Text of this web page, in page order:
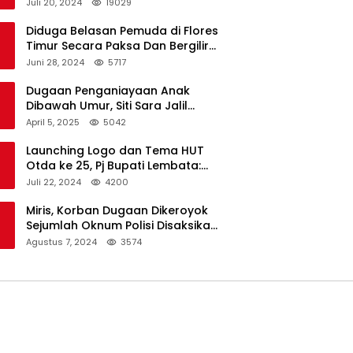
Diduga Belasan Pemuda di Flores
Timur Secara Paksa Dan Bergilir
Setubuhi Gadis di Bawah Umur
Juni 28, 2024 5717
Dugaan Penganiayaan Anak
Dibawah Umur, Siti Sara Jalil
Seorang Warga Desa Normal 1
April 5, 2025 5042
Launching Logo dan Tema HUT
Otda ke 25, Pj Bupati Lembata:
Tema ini Bukan Sekedar Refleksi
Juli 22, 2024 4200
Miris, Korban Dugaan Dikeroyok
Sejumlah Oknum Polisi Disaksikan
Istri
Agustus 7, 2024 3574